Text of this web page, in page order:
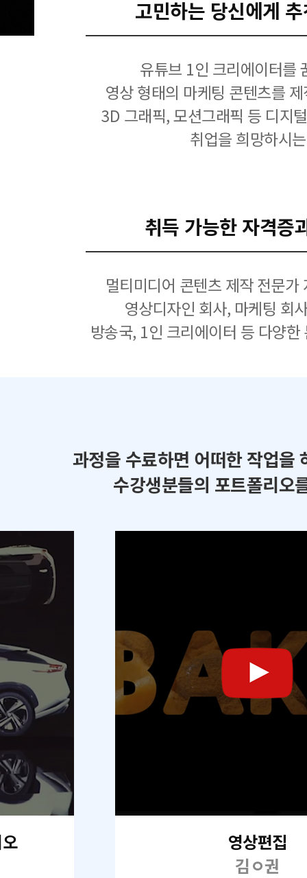
고민하는 당신에게
유튜브 1인 크리에이터를
영상 형태의 마케팅 콘텐츠를
3D 그래픽, 모션그래픽 등 디지
취업을 희망하시
취득 가능한 자격증
멀티미디어 콘텐츠 제작 전문가
영상디자인 회사, 마케팅 회
방송국, 1인 크리에이터 등 다양
과정을 수료하면 어떠한 작업을
수강생분들의 포트폴리오
영상편집
김ㅇ권